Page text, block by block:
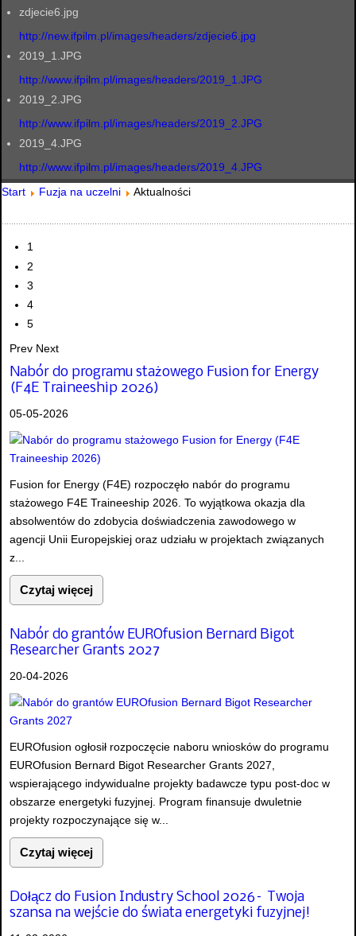
zdjecie6.jpg
http://new.ifpilm.pl/images/headers/zdjecie6.jpg
2019_1.JPG
http://www.ifpilm.pl/images/headers/2019_1.JPG
2019_2.JPG
http://www.ifpilm.pl/images/headers/2019_2.JPG
2019_4.JPG
http://www.ifpilm.pl/images/headers/2019_4.JPG
Start
Fuzja na uczelni Aktualności
1
2
3
4
5
Prev Next
Nabór do programu stażowego Fusion for Energy
(F4E Traineeship 2026)
05-05-2026
Fusion for Energy (F4E) rozpoczęło nabór do programu
stażowego F4E Traineeship 2026. To wyjątkowa okazja dla
absolwentów do zdobycia doświadczenia zawodowego w
agencji Unii Europejskiej oraz udziału w projektach związanych
z...
Czytaj więcej
Nabór do grantów EUROfusion Bernard Bigot
Researcher Grants 2027
20-04-2026
EUROfusion ogłosił rozpoczęcie naboru wniosków do programu
EUROfusion Bernard Bigot Researcher Grants 2027,
wspierającego indywidualne projekty badawcze typu post-doc w
obszarze energetyki fuzyjnej. Program finansuje dwuletnie
projekty rozpoczynające się w...
Czytaj więcej
Dołącz do Fusion Industry School 2026– Twoja
szansa na wejście do świata energetyki fuzyjnej!